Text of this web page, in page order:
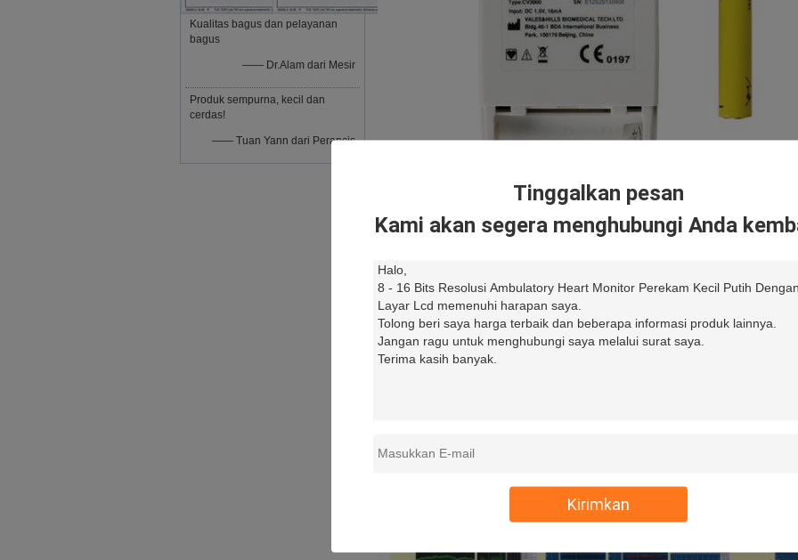
Tinggalkan pesan
Kami akan segera menghubungi Anda
Kirimkan
Kualitas bagus dan pelayanan
bagus
—— Dr.Alam dari Mesir
Produk sempurna, kecil dan
cerdas!
—— Tuan Yann dari Perancis